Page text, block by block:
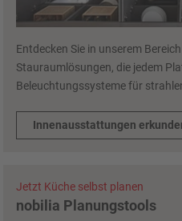
Entdecken Sie in unserem
Stauraumlösungen, die jedem
Beleuchtungssysteme für
Innenausstattungen
Jetzt Küche selbst planen
nobilia Planungstools